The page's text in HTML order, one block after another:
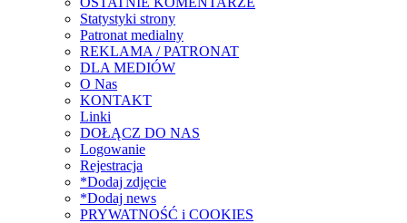
Statystyki strony
Patronat medialny
REKLAMA / PATRONAT
DLA MEDIÓW
O Nas
KONTAKT
Linki
DOŁĄCZ DO NAS
Logowanie
Rejestracja
*Dodaj zdjęcie
*Dodaj news
PRYWATNOŚĆ i COOKIES